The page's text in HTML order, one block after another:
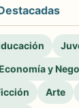
y
Arte